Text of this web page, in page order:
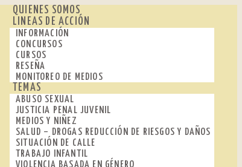
QUIENES SOMOS
LINEAS DE ACCIÓN
INFORMACIÓN
CONCURSOS
CURSOS
RESEÑA
MONITOREO DE MEDIOS
TEMAS
ABUSO SEXUAL
JUSTICIA PENAL JUVENIL
MEDIOS Y NIÑEZ
SALUD – DROGAS REDUCCIÓN DE RIESGOS Y DAÑOS
SITUACIÓN DE CALLE
TRABAJO INFANTIL
VIOLENCIA BASADA EN GÉNERO